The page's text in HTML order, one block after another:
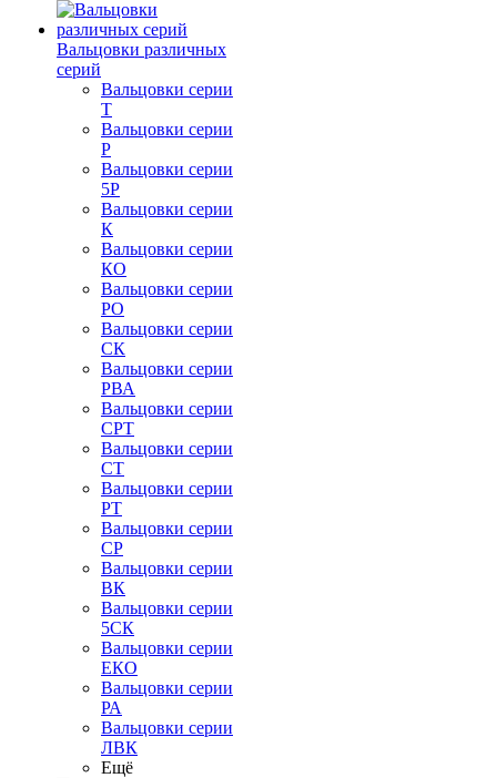
Вальцовки различных
серий
Вальцовки серии
Т
Вальцовки серии
Р
Вальцовки серии
5Р
Вальцовки серии
К
Вальцовки серии
КО
Вальцовки серии
РО
Вальцовки серии
СК
Вальцовки серии
РВА
Вальцовки серии
СРТ
Вальцовки серии
СТ
Вальцовки серии
РТ
Вальцовки серии
СР
Вальцовки серии
ВК
Вальцовки серии
5СК
Вальцовки серии
ЕКО
Вальцовки серии
РА
Вальцовки серии
ЛВК
Ещё